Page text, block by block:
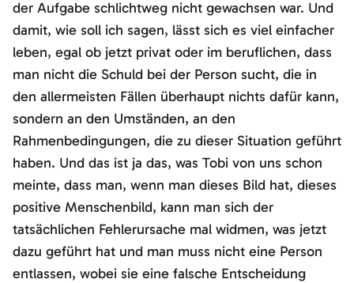
der Aufgabe schlichtweg nicht gewachsen war. Und
damit, wie soll ich sagen, lässt sich es viel einfacher
leben, egal ob jetzt privat oder im beruflichen, dass
man nicht die Schuld bei der Person sucht, die in
den allermeisten Fällen überhaupt nichts dafür kann,
sondern an den Umständen, an den
Rahmenbedingungen, die zu dieser Situation geführt
haben. Und das ist ja das, was Tobi von uns schon
meinte, dass man, wenn man dieses Bild hat, dieses
positive Menschenbild, kann man sich der
tatsächlichen Fehlerursache mal widmen, was jetzt
dazu geführt hat und man muss nicht eine Person
entlassen, wobei sie eine falsche Entscheidung